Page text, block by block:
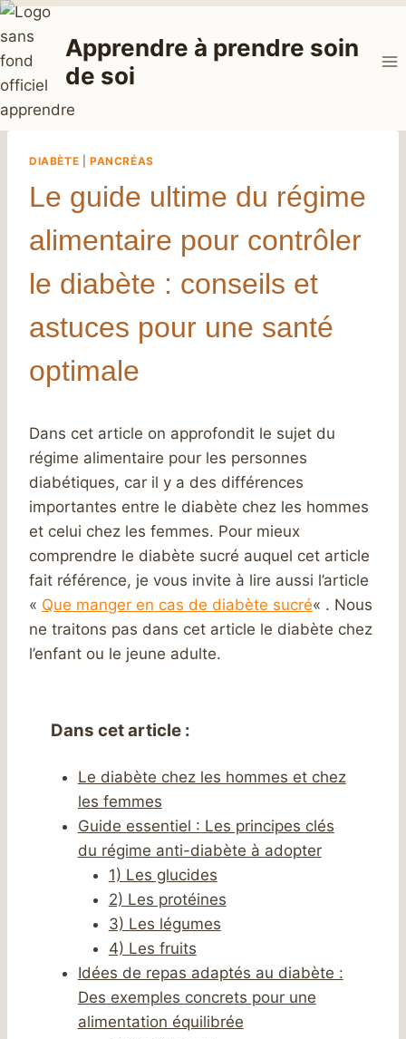
Aller
au
contenu
Apprendre à prendre soin
de soi
DIABÈTE PANCRÉAS
Le guide ultime du régime
alimentaire pour contrôler
le diabète : conseils et
astuces pour une santé
optimale
Dans cet article on approfondit le sujet du
régime alimentaire pour les personnes
diabétiques, car il y a des différences
importantes entre le diabète chez les hommes
et celui chez les femmes. Pour mieux
comprendre le diabète sucré auquel cet article
fait référence, je vous invite à lire aussi l’article
« Que manger en cas de diabète sucré« . Nous
ne traitons pas dans cet article le diabète chez
l’enfant ou le jeune adulte.
Dans cet article :
Le diabète chez les hommes et chez
les femmes
Guide essentiel : Les principes clés
du régime anti-diabète à adopter
1) Les glucides
2) Les protéines
3) Les légumes
4) Les fruits
Idées de repas adaptés au diabète :
Des exemples concrets pour une
alimentation équilibrée